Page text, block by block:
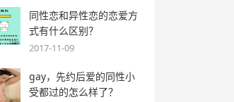
同性恋和异性恋的恋爱方
式有什么区别？
2017-11-09
gay，先约后爱的同性小
受都过的怎么样了？